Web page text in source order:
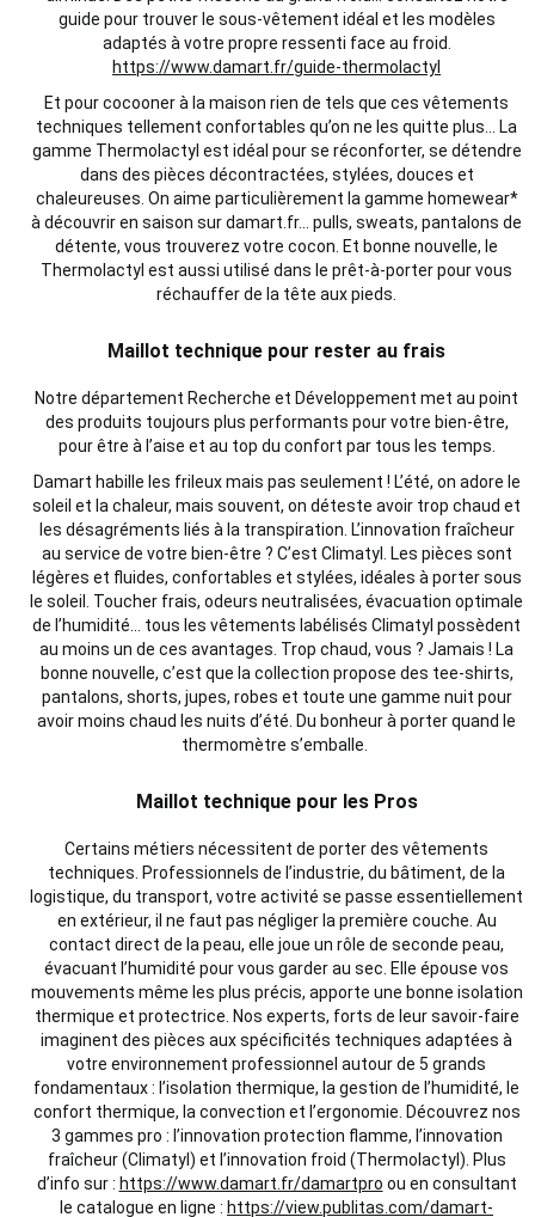
guide pour trouver le sous-vêtement idéal et les modèles
adaptés à votre propre ressenti face au froid.
https://www.damart.fr/guide-thermolactyl
Et pour cocooner à la maison rien de tels que ces vêtements
techniques tellement confortables qu’on ne les quitte plus… La
gamme Thermolactyl est idéal pour se réconforter, se détendre
dans des pièces décontractées, stylées, douces et
chaleureuses. On aime particulièrement la gamme homewear*
à découvrir en saison sur damart.fr… pulls, sweats, pantalons de
détente, vous trouverez votre cocon. Et bonne nouvelle, le
Thermolactyl est aussi utilisé dans le prêt-à-porter pour vous
réchauffer de la tête aux pieds.
Maillot technique pour rester au frais
Notre département Recherche et Développement met au point
des produits toujours plus performants pour votre bien-être,
pour être à l’aise et au top du confort par tous les temps.
Damart habille les frileux mais pas seulement ! L’été, on adore le
soleil et la chaleur, mais souvent, on déteste avoir trop chaud et
les désagréments liés à la transpiration. L’innovation fraîcheur
au service de votre bien-être ? C’est Climatyl. Les pièces sont
légères et fluides, confortables et stylées, idéales à porter sous
le soleil. Toucher frais, odeurs neutralisées, évacuation optimale
de l’humidité… tous les vêtements labélisés Climatyl possèdent
au moins un de ces avantages. Trop chaud, vous ? Jamais ! La
bonne nouvelle, c’est que la collection propose des tee-shirts,
pantalons, shorts, jupes, robes et toute une gamme nuit pour
avoir moins chaud les nuits d’été. Du bonheur à porter quand le
thermomètre s’emballe.
Maillot technique pour les Pros
Certains métiers nécessitent de porter des vêtements
techniques. Professionnels de l’industrie, du bâtiment, de la
logistique, du transport, votre activité se passe essentiellement
en extérieur, il ne faut pas négliger la première couche. Au
contact direct de la peau, elle joue un rôle de seconde peau,
évacuant l’humidité pour vous garder au sec. Elle épouse vos
mouvements même les plus précis, apporte une bonne isolation
thermique et protectrice. Nos experts, forts de leur savoir-faire
imaginent des pièces aux spécificités techniques adaptées à
votre environnement professionnel autour de 5 grands
fondamentaux : l’isolation thermique, la gestion de l’humidité, le
confort thermique, la convection et l’ergonomie. Découvrez nos
3 gammes pro : l’innovation protection flamme, l’innovation
fraîcheur (Climatyl) et l’innovation froid (Thermolactyl). Plus
d’info sur : https://www.damart.fr/damartpro ou en consultant
le catalogue en ligne : https://view.publitas.com/damart-